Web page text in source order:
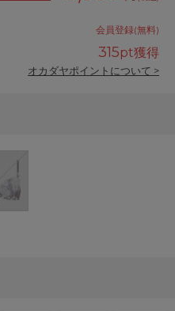
会員登録(無料)
315pt獲得
オカダヤポイントについて >